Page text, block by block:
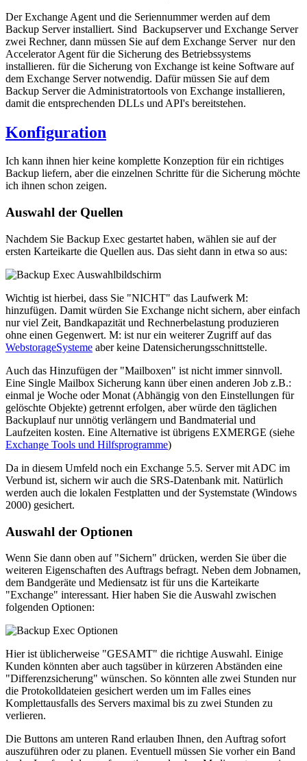
Der Exchange Agent und die Seriennummer werden auf dem
Backup Server installiert. Sind Backupserver und Exchange Server
zwei Rechner, dann müssen Sie auf dem Exchange Server nur den
Accelerator Agent für die Sicherung des Betriebssystems
installieren. für die Sicherung von Exchange ist keine Software auf
dem Exchange Server notwendig. Dafür müssen Sie auf dem
Backup Server die Administratortools von Exchange installieren,
damit die entsprechenden DLLs und API's bereitstehen.
Konfiguration
Ich kann ihnen hier keine komplette Konzeption für ein richtiges
Backup liefern, aber die einzelnen Schritte für die Sicherung möchte
ich ihnen schon zeigen.
Auswahl der Quellen
Nachdem Sie Backup Exec gestartet haben, wählen sie auf der
ersten Karteikarte die Quellen aus. Das sieht dann in etwa so aus:
Wichtig ist hierbei, dass Sie "NICHT" das Laufwerk M:
hinzufügen. Damit würden Sie Exchange nicht sichern, aber einfach
nur viel Zeit, Bandkapazität und Rechnerbelastung produzieren
ohne einen Gegenwert. M: ist nur ein weiterer Zugriff auf das
WebstorageSysteme aber keine Datensicherungsschnittstelle.
Auch das Hinzufügen der "Mailboxen" ist nicht immer sinnvoll.
Eine Single Mailbox Sicherung kann über einen anderen Job z.B.:
einmal je Woche oder Monat (Abhängig von den Einstellungen für
gelöschte Objekte) getrennt erfolgen, aber würde den täglichen
Backuplauf nur unnötig verlängern und Bandmaterial und
Laufzeiten kosten. Eine Alternative ist übrigens EXMERGE (siehe
Exchange Tools und Hilfsprogramme)
Da in diesem Umfeld noch ein Exchange 5.5. Server mit ADC im
Verbund ist, sichern wir auch die SRS-Datenbank mit. Natürlich
werden auch die lokalen Festplatten und der Systemstate (Windows
2000) gesichert.
Auswahl der Optionen
Wenn Sie dann oben auf "Sichern" drücken, werden Sie über die
weiteren Eigenschaften des Auftrags befragt. Neben dem Jobnamen,
dem Bandgeräte und Mediensatz ist für uns die Karteikarte
"Exchange" interessant. Hier haben Sie die Auswahl zwischen
folgenden Optionen:
Hier ist üblicherweise "GESAMT" die richtige Auswahl. Einige
Kunden könnten aber auch tagsüber in kürzeren Abständen eine
"Differenzsicherung" wünschen. So könnten alle zwei Stunden nur
die Protokolldateien gesichert werden um im Falles eines
Komplettausfalls des Servers maximal bis zu zwei Stunden zu
verlieren.
Die Buttons am unteren Rand erlauben Ihnen, den Auftrag sofort
auszuführen oder zu planen. Eventuell müssen Sie vorher ein Band